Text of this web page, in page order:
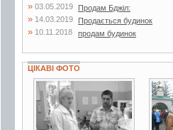
» 03.05.2019 Продам Бджiл:
» 14.03.2019 Продається будинок
» 10.11.2018 продам будинок
ЦІКАВІ ФОТО
7 фото 3